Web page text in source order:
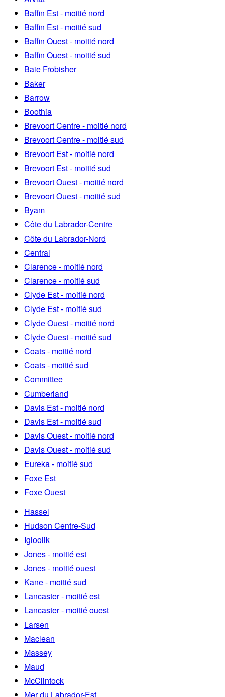
Baffin Est - moitié nord
Baffin Est - moitié sud
Baffin Ouest - moitié nord
Baffin Ouest - moitié sud
Baie Frobisher
Baker
Barrow
Boothia
Brevoort Centre - moitié nord
Brevoort Centre - moitié sud
Brevoort Est - moitié nord
Brevoort Est - moitié sud
Brevoort Ouest - moitié nord
Brevoort Ouest - moitié sud
Byam
Côte du Labrador-Centre
Côte du Labrador-Nord
Central
Clarence - moitié nord
Clarence - moitié sud
Clyde Est - moitié nord
Clyde Est - moitié sud
Clyde Ouest - moitié nord
Clyde Ouest - moitié sud
Coats - moitié nord
Coats - moitié sud
Committee
Cumberland
Davis Est - moitié nord
Davis Est - moitié sud
Davis Ouest - moitié nord
Davis Ouest - moitié sud
Eureka - moitié sud
Foxe Est
Foxe Ouest
Hassel
Hudson Centre-Sud
Igloolik
Jones - moitié est
Jones - moitié ouest
Kane - moitié sud
Lancaster - moitié est
Lancaster - moitié ouest
Larsen
Maclean
Massey
Maud
McClintock